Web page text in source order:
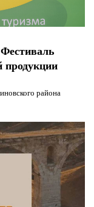
продукции
района